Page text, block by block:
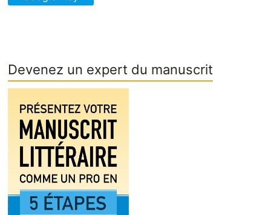
Devenez un expert du manuscrit